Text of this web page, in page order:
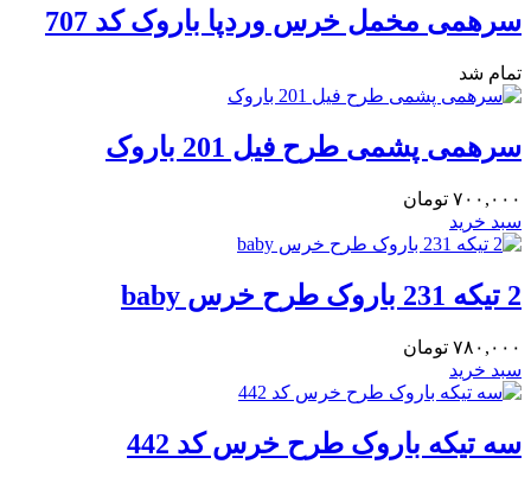
سرهمی مخمل خرس وردپا باروک کد 707
تمام شد
سرهمی پشمی طرح فیل 201 باروک
۷۰۰,۰۰۰ تومان
سبد خرید
2 تیکه 231 باروک طرح خرس baby
۷۸۰,۰۰۰ تومان
سبد خرید
سه تیکه باروک طرح خرس کد 442